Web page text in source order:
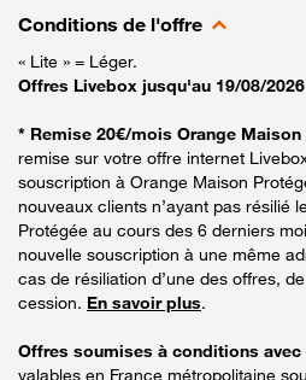
Conditions de l'offre
« Lite » = Léger.
Offres Livebox jusqu'au 19/08/
* Remise 20€/mois Orange Maison
remise sur votre offre internet
souscription à Orange Maison
nouveaux clients n’ayant pas résilié
Protégée au cours des 6 derniers
nouvelle souscription à une même
cas de résiliation d’une des offres,
cession. En savoir plus.
Offres soumises à conditions avec
valables en France métropolitaine